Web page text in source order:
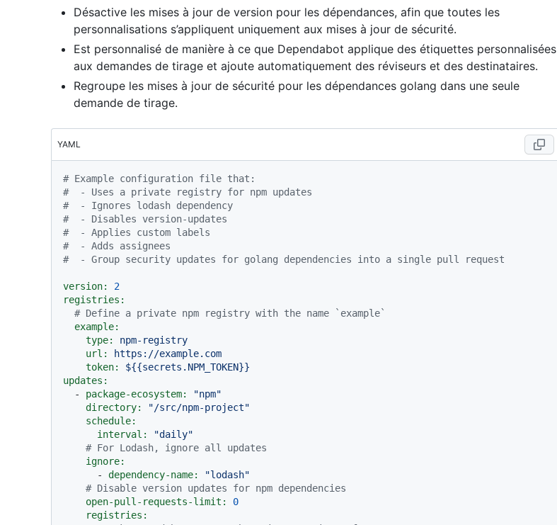
Désactive les mises à jour de version pour les dépendances, afin que toutes les
personnalisations s’appliquent uniquement aux mises à jour de sécurité.
Est personnalisé de manière à ce que Dependabot applique des étiquettes personnalisées
aux demandes de tirage et ajoute automatiquement des réviseurs et des destinataires.
Regroupe les mises à jour de sécurité pour les dépendances golang dans une seule
demande de tirage.
YAML
# Example configuration file that:
#  - Uses a private registry for npm updates
#  - Ignores lodash dependency
#  - Disables version-updates
#  - Applies custom labels
#  - Adds assignees
#  - Group security updates for golang dependencies into a single pull request
version:
2
registries:
# Define a private npm registry with the name `example`
example:
type:
npm-registry
url:
https://example.com
token:
${{secrets.NPM_TOKEN}}
updates:
-
package-ecosystem:
"npm"
directory:
"/src/npm-project"
schedule:
interval:
"daily"
# For Lodash, ignore all updates
ignore:
-
dependency-name:
"lodash"
# Disable version updates for npm dependencies
open-pull-requests-limit:
0
registries: